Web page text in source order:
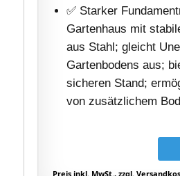
✅ Starker
Gartenhaus mit
aus Stahl; gleicht
Gartenbodens aus;
sicheren Stand;
von zusätzlichem
Preis inkl. MwSt., zzgl.